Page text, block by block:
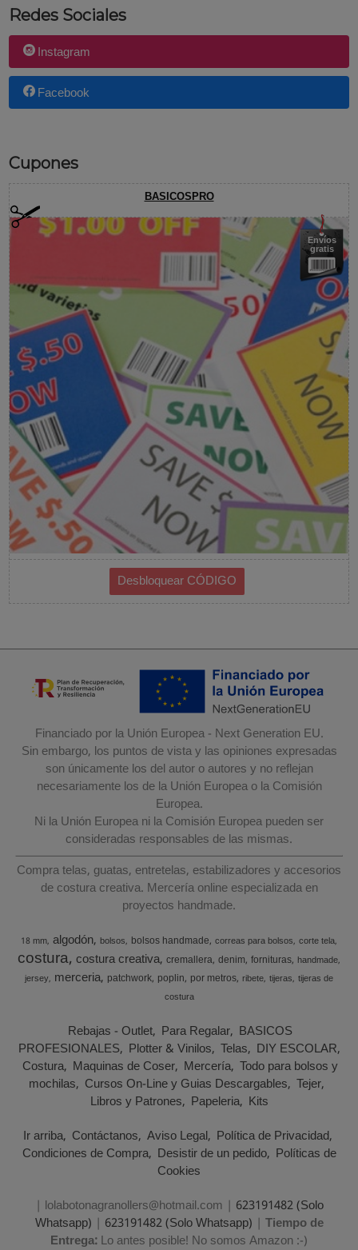
Redes Sociales
Instagram
Facebook
Cupones
BASICOSPRO
Envíos
gratis
Financiado por la Unión Europea - Next Generation EU.
Sin embargo, los puntos de vista y las opiniones expresadas
son únicamente los del autor o autores y no reflejan
necesariamente los de la Unión Europea o la Comisión
Europea.
Ni la Unión Europea ni la Comisión Europea pueden ser
consideradas responsables de las mismas.
Compra telas, guatas, entretelas, estabilizadores y accesorios
de costura creativa. Mercería online especializada en
proyectos handmade.
18 mm algodón bolsos bolsos handmade correas para bolsos corte tela
costura costura creativa cremallera denim fornituras handmade
jersey merceria patchwork poplin por metros ribete tijeras tijeras de
costura
Rebajas - Outlet Para Regalar BASICOS
PROFESIONALES Plotter & Vinilos Telas DIY ESCOLAR
Costura Maquinas de Coser Mercería Todo para bolsos y
mochilas Cursos On-Line y Guias Descargables Tejer
Libros y Patrones Papeleria Kits
Ir arriba Contáctanos Aviso Legal Política de Privacidad
Condiciones de Compra Desistir de un pedido Políticas de
Cookies
| lolabotonagranollers@hotmail.com | 623191482 (Solo
Whatsapp) | 623191482 (Solo Whatsapp) | Tiempo de
Entrega:Lo antes posible! No somos Amazon :-)